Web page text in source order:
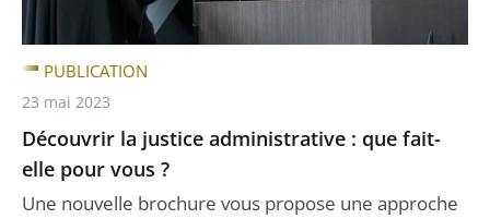
Découvrir la justice administrative : que fait-
elle pour vous ?
Une nouvelle brochure vous propose une approche
PUBLICATION
23 mai 2023